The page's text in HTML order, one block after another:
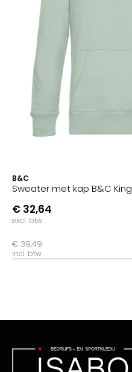
B&C
Sweater met kap B&C King
€ 32,64
excl. btw
€ 39,49
incl. btw